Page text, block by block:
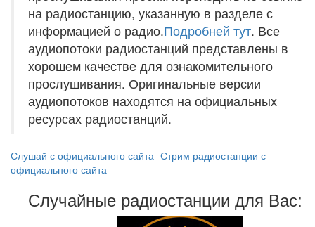
на радиостанцию, указанную в разделе с
информацией о радио.Подробней тут. Все
аудиопотоки радиостанций представлены в
хорошем качестве для ознакомительного
прослушивания. Оригинальные версии
аудиопотоков находятся на официальных
ресурсах радиостанций.
Слушай с официального сайта Стрим радиостанции с
официального сайта
Случайные радиостанции для Вас: